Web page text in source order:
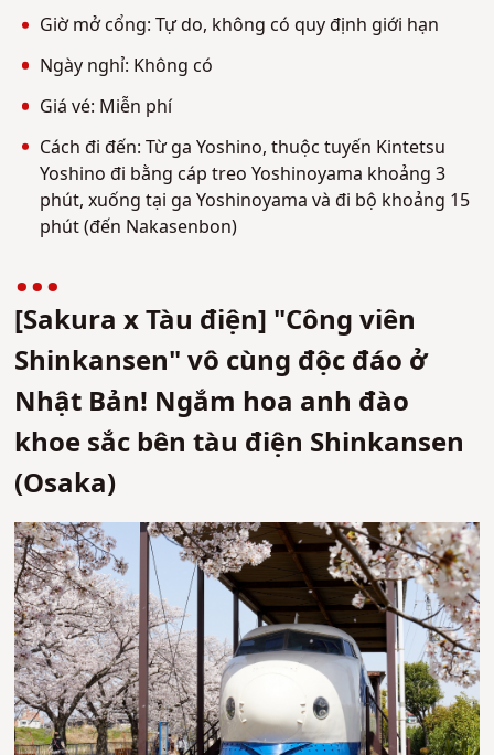
Giờ mở cổng: Tự do, không có quy định giới hạn
Ngày nghỉ: Không có
Giá vé: Miễn phí
Cách đi đến: Từ ga Yoshino, thuộc tuyến Kintetsu
Yoshino đi bằng cáp treo Yoshinoyama khoảng 3
phút, xuống tại ga Yoshinoyama và đi bộ khoảng 15
phút (đến Nakasenbon)
[Sakura x Tàu điện] "Công viên
Shinkansen" vô cùng độc đáo ở
Nhật Bản! Ngắm hoa anh đào
khoe sắc bên tàu điện Shinkansen
(Osaka)